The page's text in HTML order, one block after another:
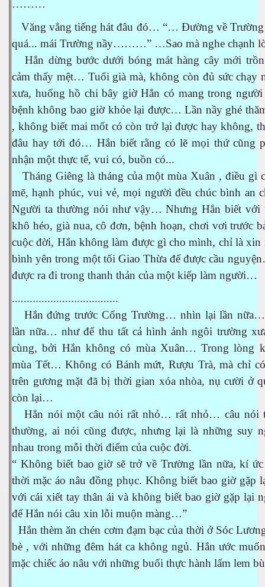
………
Văng vẳng tiếng hát đâu đó… “… Đường về Trường
quá... mái Trường nầy………” …Sao mà nghe chạnh
Hắn dừng bước dưới bóng mát hàng cây mới
cảm thấy mệt… Tuổi già mà, không còn đủ sức chạy
xưa, huống hồ chi bây giờ Hắn có mang trong
bệnh không bao giờ khỏe lại được… Lần nầy ghé
, không biết mai mốt có còn trở lại được hay không,
đâu hay tới đó… Hắn biết rằng có lẽ mọi thứ cũng
nhận một thực tế, vui có, buồn có...
Tháng Giêng là tháng của một mùa Xuân , điều gì
mẽ, hạnh phúc, vui vẻ, mọi người đều chúc bình an
Người ta thường nói như vậy… Nhưng Hắn biết với
khô héo, già nua, cô đơn, bệnh hoạn, chơi vơi trước
cuộc đời, Hắn không làm được gì cho mình, chỉ là xin
bình yên trong một tối Giao Thừa để được cầu
được ra đi trong thanh thản của một kiếp làm người…
....................................
Hắn đứng trước Cổng Trường… nhìn lại lần
lần nữa… như để thu tất cả hình ảnh ngôi trường
cùng, bởi Hắn không có mùa Xuân… Trong lòng
mùa Tết… Không có Bánh mứt, Rượu Trà, mà chỉ
trên gương mặt đã bị thời gian xóa nhòa, nụ cười ở
còn lại…
Hắn nói một câu nói rất nhỏ… rất nhỏ… câu nói
thường, ai nói cũng được, nhưng lại là những suy
nhau trong mỗi thời điểm của cuộc đời.
“ Không biết bao giờ sẽ trở về Trường lần nữa, kí
thời mặc áo nâu đồng phục. Không biết bao giờ gặp
với cái xiết tay thân ái và không biết bao giờ gặp lại
để Hắn nói câu xin lỗi muộn màng…”
Hắn thèm ăn chén cơm đạm bạc của thời ở Sóc
bè , với những đêm hát ca không ngủ. Hắn ước
mặc chiếc áo nâu với những buổi thực hành lấm lem
tại Anh